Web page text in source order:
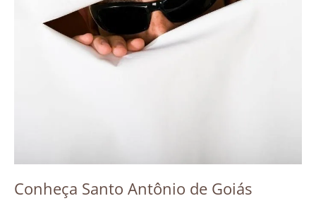
Conheça Santo Antônio de Goiás